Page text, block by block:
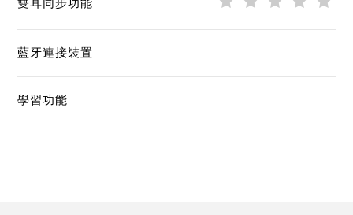
雙耳同步功能
藍牙連接裝置
學習功能